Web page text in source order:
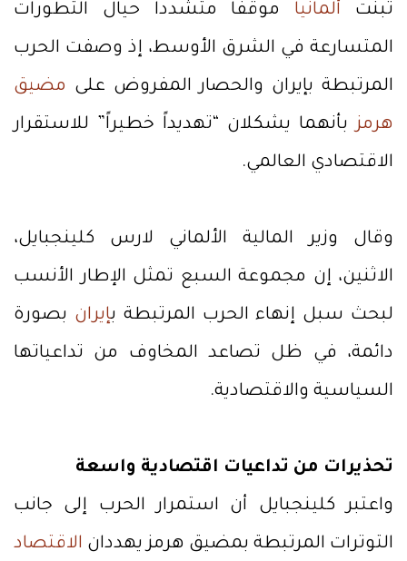
تبنت
ألمانيا موقفاً متشدداً حيال التطورات
المتسارعة في الشرق الأوسط، إذ وصفت الحرب
المرتبطة بإيران والحصار المفروض على مضيق
هرمزبأنهما يشكلان “تهديداً خطيراً” للاستقرار
الاقتصادي العالمي.
وقال وزير المالية الألماني لارس كلينجبايل،
الاثنين، إن مجموعة السبع تمثل الإطار الأنسب
لبحث سبل إنهاء الحرب المرتبطة بإيران بصورة
دائمة، في ظل تصاعد المخاوف من تداعياتها
السياسية والاقتصادية.
تحذيرات من تداعيات اقتصادية واسعة
واعتبر كلينجبايل أن استمرار الحرب إلى جانب
التوترات المرتبطة بمضيق هرمز يهددان الاقتصاد